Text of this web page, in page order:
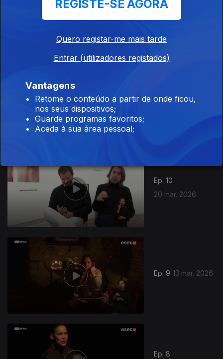
Ep. 12
03 abr. 2026
Ep. 11
Ep. 10
20 mar. 2026
Ep. 9 13 mar. 2026
Ep. 8
REGISTE-SE AGORA
Quero registar-me mais tarde
Entrar (utilizadores registados)
Vantagens
Retome o conteúdo a partir de onde ficou,
nos seus dispositivos;
Guarde programas favoritos;
Aceda à sua área pessoal;